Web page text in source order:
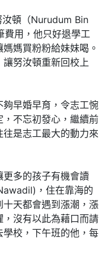
汝頓（Nurudum Bin
費用，他只好退學工
媽買粉粉給妹妹喝。
努汝頓重新回校上
早婚早育，令志工惋
不忘初發心，繼續前
是志工最大的動力來
多的孩子有機會讀
，住在靠海的
天都會遇到漲潮，漲
沒有以此為藉口而請
校，下午班的他，每